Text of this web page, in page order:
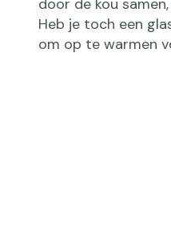
door de kou
Heb je toch een
om op te warmen